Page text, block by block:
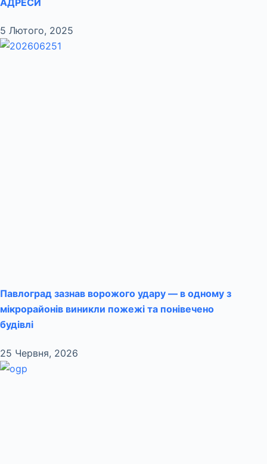
5 Лютого, 2025
Павлоград зазнав ворожого удару — в одному з
мікрорайонів виникли пожежі та понівечено
будівлі
25 Червня, 2026